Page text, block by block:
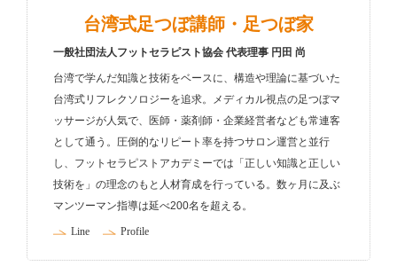
台湾式足つぼ講師・足つぼ家
一般社団法人フットセラピスト協会 代表理事 円田 尚
台湾で学んだ知識と技術をベースに、構造や理論に基づいた
台湾式リフレクソロジーを追求。メディカル視点の足つぼマ
ッサージが人気で、医師・薬剤師・企業経営者なども常連客
として通う。圧倒的なリピート率を持つサロン運営と並行
し、フットセラピストアカデミーでは「正しい知識と正しい
技術を」の理念のもと人材育成を行っている。数ヶ月に及ぶ
マンツーマン指導は延べ200名を超える。
Line Profile